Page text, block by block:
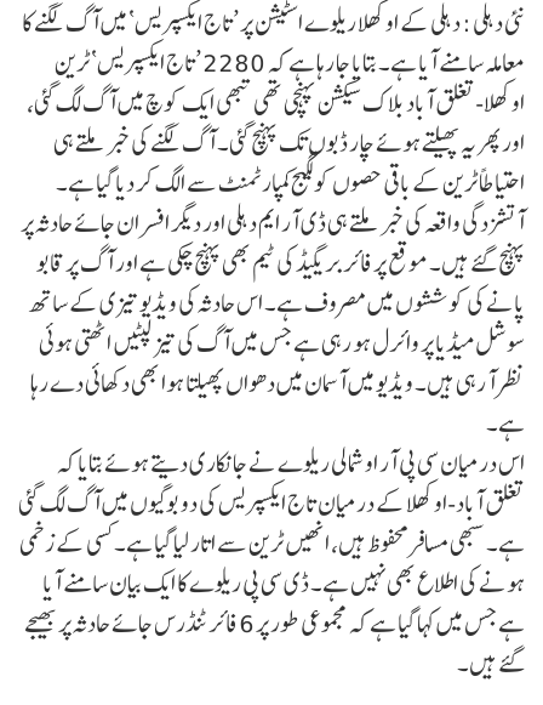
نئی دہلی : دہلی کے اوکھلا ریلوے اسٹیشن پر ’تاج ایکسپریس‘ میں آگ لگنے کا
معاملہ سامنے آیا ہے۔ بتایا جا رہا ہے کہ 2280 ’تاج ایکسپریس‘ ٹرین
اوکھلا-تغلق آباد بلاک سیکشن پہنچی تھی تبھی ایک کوچ میں آگ لگ گئی،
اور پھر یہ پھیلتے ہوئے چار ڈبوں تک پہنچ گئی۔ آگ لگنے کی خبر ملتے ہی
احتیاطاً ٹرین کے باقی حصوں کو لگیج کمپارٹمنٹ سے الگ کر دیا گیا ہے۔
آتشزدگی واقعہ کی خبر ملتے ہی ڈی آر ایم دہلی اور دیگر افسران جائے حادثہ پر
پہنچ گئے ہیں۔ موقع پر فائر بریگیڈ کی ٹیم بھی پہنچ چکی ہے اور آگ پر قابو
پانے کی کوششوں میں مصروف ہے۔ اس حادثہ کی ویڈیو تیزی کے ساتھ
سوشل میڈیا پر وائرل ہو رہی ہے جس میں آگ کی تیز لپٹیں اٹھتی ہوئی
نظر آ رہی ہیں۔ ویڈیو میں آسمان میں دھواں پھیلتا ہوا بھی دکھائی دے رہا
ہے۔
اس درمیان سی پی آر او شمالی ریلوے نے جانکاری دیتے ہوئے بتایا کہ
تغلق آباد-اوکھلا کے درمیان تاج ایکسپریس کی دو بوگیوں میں آگ لگ گئی
ہے۔ سبھی مسافر محفوظ ہیں، انھیں ٹرین سے اتار لیا گیا ہے۔ کسی کے زخمی
ہونے کی اطلاع بھی نہیں ہے۔ ڈی سی پی ریلوے کا ایک بیان سامنے آیا
ہے جس میں کہا گیا ہے کہ مجموعی طور پر 6 فائر ٹنڈرس جائے حادثہ پر بھیجے
گئے ہیں۔